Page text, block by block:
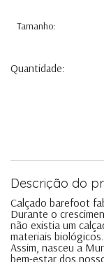
Tamanho:
Quantidade:
Descrição do
Calçado barefoot
Durante o
não existia um
materiais biológicos.
Assim, nasceu a
bem-estar dos